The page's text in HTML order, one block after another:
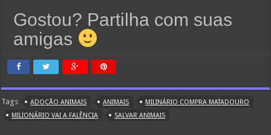
Gostou? Partilha com suas
amigas
Tags ADOÇÃO ANIMAIS ANIMAIS
MILINÁRIO COMPRA MATADOURO
MILIONÁRIO VAI A FALÊNCIA
SALVAR ANIMAIS